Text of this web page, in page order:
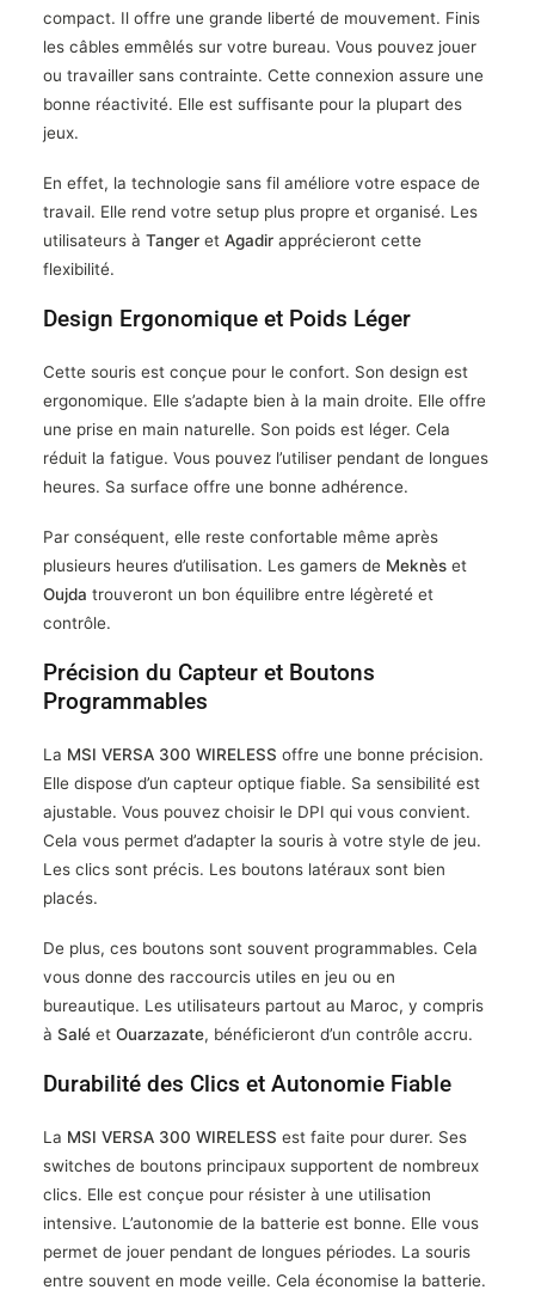
compact. Il offre une grande liberté de mouvement. Finis
les câbles emmêlés sur votre bureau. Vous pouvez jouer
ou travailler sans contrainte. Cette connexion assure une
bonne réactivité. Elle est suffisante pour la plupart des
jeux.
En effet, la technologie sans fil améliore votre espace de
travail. Elle rend votre setup plus propre et organisé. Les
utilisateurs à Tanger et Agadir apprécieront cette
flexibilité.
Design Ergonomique et Poids Léger
Cette souris est conçue pour le confort. Son design est
ergonomique. Elle s’adapte bien à la main droite. Elle offre
une prise en main naturelle. Son poids est léger. Cela
réduit la fatigue. Vous pouvez l’utiliser pendant de longues
heures. Sa surface offre une bonne adhérence.
Par conséquent, elle reste confortable même après
plusieurs heures d’utilisation. Les gamers de Meknès et
Oujda trouveront un bon équilibre entre légèreté et
contrôle.
Précision du Capteur et Boutons
Programmables
La MSI VERSA 300 WIRELESS offre une bonne précision.
Elle dispose d’un capteur optique fiable. Sa sensibilité est
ajustable. Vous pouvez choisir le DPI qui vous convient.
Cela vous permet d’adapter la souris à votre style de jeu.
Les clics sont précis. Les boutons latéraux sont bien
placés.
De plus, ces boutons sont souvent programmables. Cela
vous donne des raccourcis utiles en jeu ou en
bureautique. Les utilisateurs partout au Maroc, y compris
à Salé et Ouarzazate, bénéficieront d’un contrôle accru.
Durabilité des Clics et Autonomie Fiable
La MSI VERSA 300 WIRELESS est faite pour durer. Ses
switches de boutons principaux supportent de nombreux
clics. Elle est conçue pour résister à une utilisation
intensive. L’autonomie de la batterie est bonne. Elle vous
permet de jouer pendant de longues périodes. La souris
entre souvent en mode veille. Cela économise la batterie.